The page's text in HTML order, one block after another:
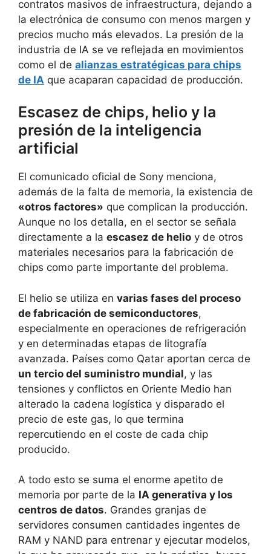
contratos masivos de infraestructura, dejando a
la electrónica de consumo con menos margen y
precios mucho más elevados. La presión de la
industria de IA se ve reflejada en movimientos
como el de alianzas estratégicas para chips
de IA que acaparan capacidad de producción.
Escasez de chips, helio y la
presión de la inteligencia
artificial
El comunicado oficial de Sony menciona,
además de la falta de memoria, la existencia de
«otros factores» que complican la producción.
Aunque no los detalla, en el sector se señala
directamente a la escasez de helio y de otros
materiales necesarios para la fabricación de
chips como parte importante del problema.
El helio se utiliza en varias fases del proceso
de fabricación de semiconductores,
especialmente en operaciones de refrigeración
y en determinadas etapas de litografía
avanzada. Países como Qatar aportan cerca de
un tercio del suministro mundial, y las
tensiones y conflictos en Oriente Medio han
alterado la cadena logística y disparado el
precio de este gas, lo que termina
repercutiendo en el coste de cada chip
producido.
A todo esto se suma el enorme apetito de
memoria por parte de la IA generativa y los
centros de datos. Grandes granjas de
servidores consumen cantidades ingentes de
RAM y NAND para entrenar y ejecutar modelos,